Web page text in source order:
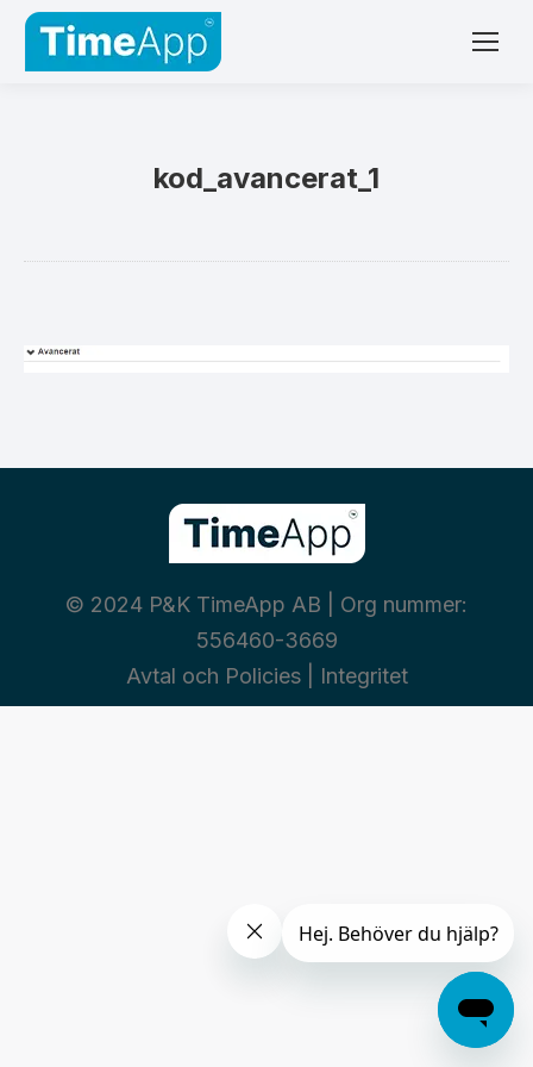
kod_avancerat_1
© 2024 P&K TimeApp AB | Org nummer:
556460-3669
Avtal och Policies| Integritet